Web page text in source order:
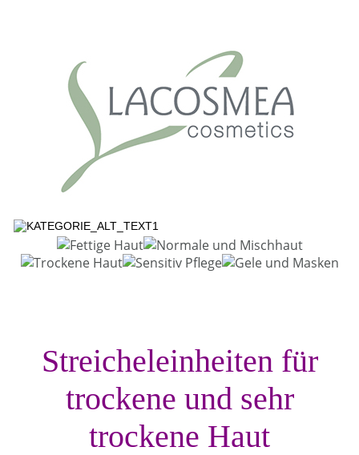
Streicheleinheiten für
trockene und sehr
trockene Haut